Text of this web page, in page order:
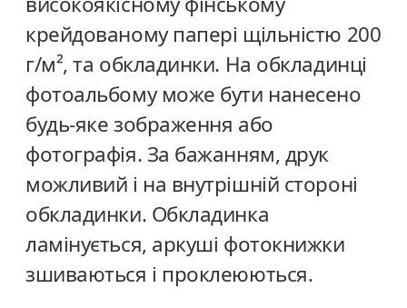
крейдованому папері щільністю 200
г/м², та обкладинки. На обкладинці
фотоальбому може бути нанесено
будь-яке зображення або
фотографія. За бажанням, друк
можливий і на внутрішній стороні
обкладинки. Обкладинка
ламінується, аркуші фотокнижки
зшиваються і проклеюються.